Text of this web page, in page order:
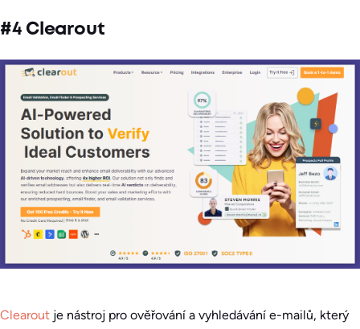
#4 Clearout
Clearout je nástroj pro ověřování a vyhledávání e-mailů, který